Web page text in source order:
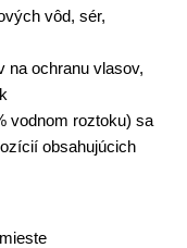
vôd, sér,
na ochranu vlasov,
vodnom roztoku) sa
obsahujúcich